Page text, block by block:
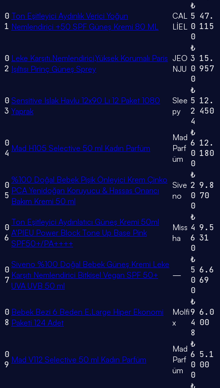
0
1
Ton Eşitleyici Aydınlık Verici Yoğun
Nemlendirici +50 SPF Güneş Kremi 80 ML
CAL
LİEL
₺
5
0
0
47.
115
0
2
Leke Karşıtı.Nemlendirici,Yüksek Korumalı Paris
Işıltısı Pirinç Güneş Sprey
JEO
NJU
₺
3
0
0
15.
957
0
3
Sensitive Islak Havlu 12x90 Lı 12 Paket 1080
Yaprak
Slee
py
₺
5
2
4
12.
450
0
4 Mad H105 Selective 50 ml Kadın Parfüm
Mad
Parf
üm
₺
6
0
0
12.
180
0
5
%100 Doğal Bebek Pişik Önleyici Krem Çinko
PCA Yenidoğan Koruyucu & Hassas Onarıcı
Bakım Kremi 50 ml
Sive
no
₺
2
0
0
9.8
70
0
6
Ton Eşitleyici Aydınlatıcı Güneş Kremi 50ml
A'PIEU Power Block Tone Up Base Pink
SPF50+/PA++++
Miss
ha
₺
4
6
0
9.5
31
0
7
Siveno %100 Doğal Bebek Güneş Kremi Leke
Karşıtı Nemlendirici Bitkisel Vegan SPF 50+
UVA UVB 50 ml
—
₺
5
0
0
6.6
69
0
8
Bebek Bezi 6 Beden E.Large Hiper Ekonomi
Paketi 124 Adet
Molfi
x
₺
9
4
8
6.0
00
0
9 Mad V112 Selective 50 ml Kadın Parfüm
Mad
Parf
üm
₺
6
0
0
5.1
00